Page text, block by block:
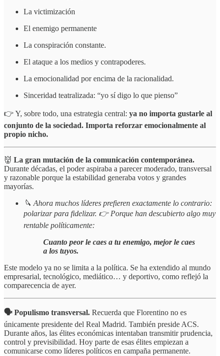
La victimización
El enemigo permanente
La conspiración constante.
El ataque a los medios y contrapoderes.
La emocionalidad por encima de la racionalidad.
Sinceridad teatralizada: “yo sí digo lo que pienso”
👉 Y, sobre todo, una estrategia central: ya no importa gustarle al
conjunto de la sociedad. Importa reforzar emocionalmente al
propio nicho.
👹 La gran mutación de la comunicación contemporánea.
Durante décadas, el poder aspiraba a parecer moderado, transversal
y razonable porque la estabilidad generaba votos y grandes
mayorías.
🔪 Ahora muchos líderes prefieren exactamente lo contrario:
polarizar para fidelizar. 👉 Porque han descubierto algo muy
rentable políticamente:
Cuanto peor le caes a tu enemigo, mejor le caes
a los tuyos.
Este modelo ya no se limita a la política. Se ha extendido al mundo
empresarial, tecnológico, mediático… y deportivo, como reflejó la
comparecencia de ayer.
🗣️ Populismo transversal. Recuerda que Florentino no es
únicamente presidente del Real Madrid. También preside ACS.
Durante años, las élites económicas intentaban transmitir prudencia,
control y previsibilidad. Hoy parte de esas élites empiezan a
comunicarse como líderes políticos en campaña permanente.